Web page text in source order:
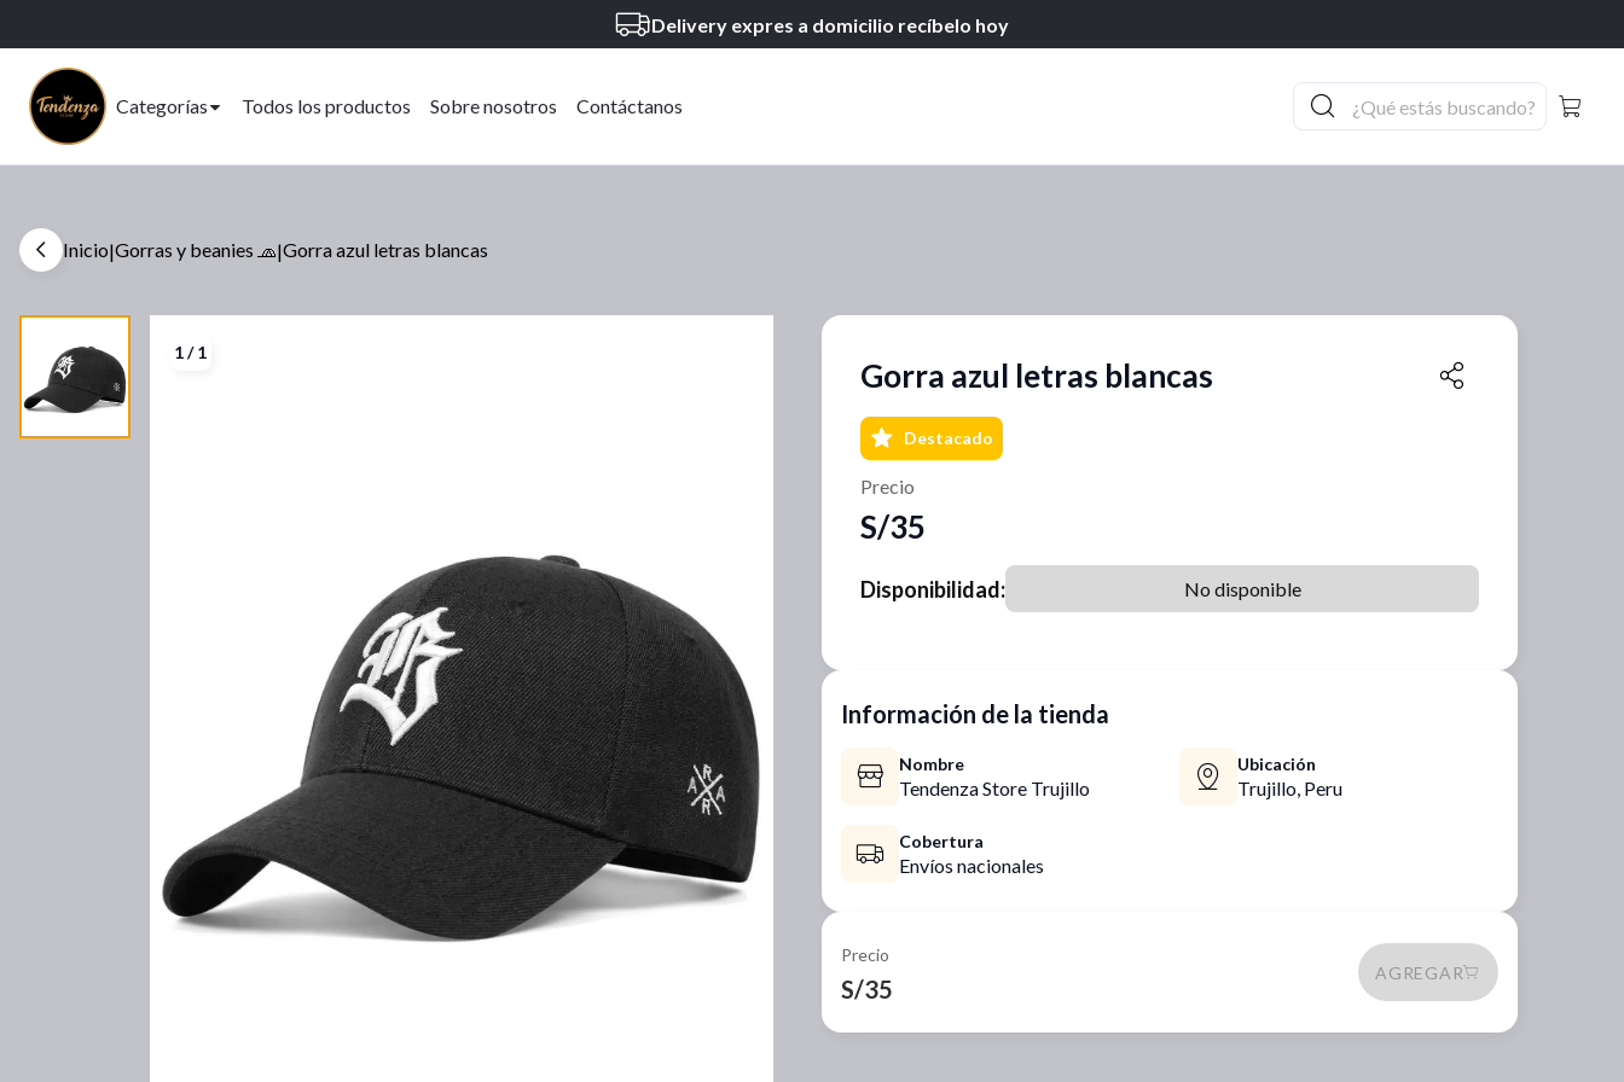
Delivery expres a domicilio recíbelo hoy
Categorías Todos los productos Sobre nosotros Contáctanos
Inicio|Gorras y beanies 🧢|Gorra azul letras blancas
1/1
Gorra azul letras blancas
Destacado
Precio
S/35
Disponibilidad: No disponible
Información de la tienda
Nombre
Tendenza Store Trujillo
Ubicación
Trujillo, Peru
Cobertura
Envíos nacionales
Precio
S/35
AGREGAR